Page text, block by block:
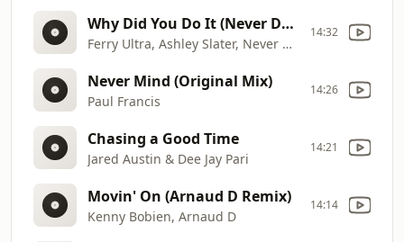
Why Did You Do It (Never Dull Extended Remix)
Ferry Ultra, Ashley Slater, Never Dull
14:32
Never Mind (Original Mix)
Paul Francis
14:26
Chasing a Good Time
Jared Austin & Dee Jay Pari
14:21
Movin' On (Arnaud D Remix)
Kenny Bobien, Arnaud D
14:14